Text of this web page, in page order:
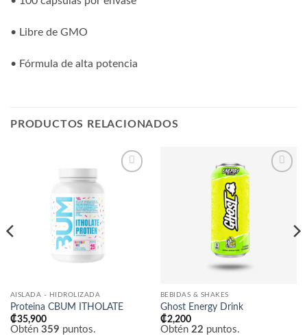
• Libre de GMO
• Fórmula de alta potencia
PRODUCTOS RELACIONADOS
AISLADA - HIDROLIZADA
Proteina CBUM ITHOLATE
₡35,900
Obtén 359 puntos.
BEBIDAS & SHAKES
Ghost Energy Drink
₡2,200
Obtén 22 puntos.